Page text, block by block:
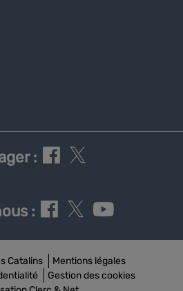
:
:
Catalins
Mentions légales
Gestion des cookies